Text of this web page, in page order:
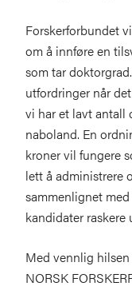
Forskerforbundet
om å innføre en
som tar
utfordringer når
vi har et lavt antall
naboland. En
kroner vil fungere
lett å administrere
sammenlignet
kandidater raskere
Med vennlig hilsen
NORSK